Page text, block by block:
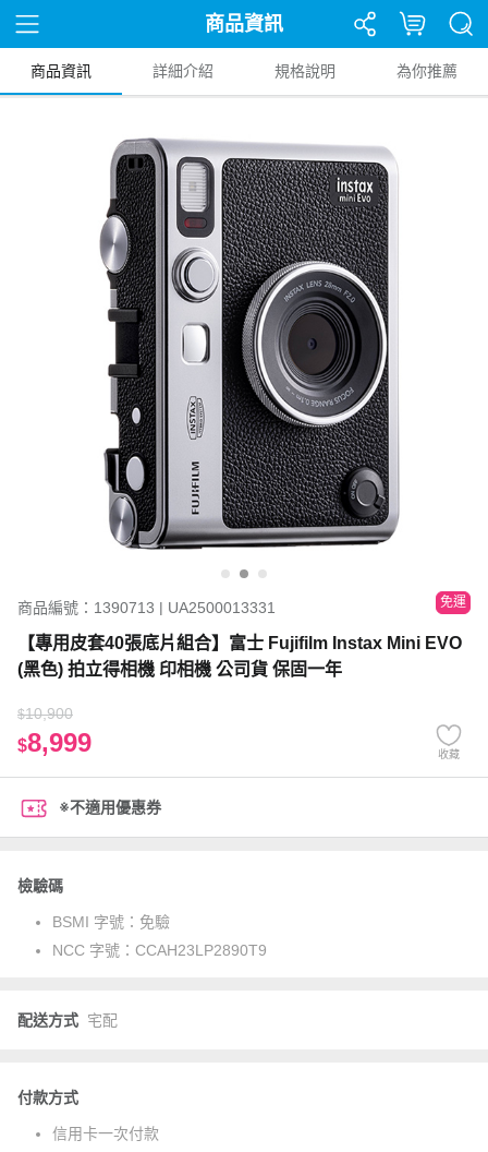
商品資訊
商品資訊 詳細介紹 規格說明 為你推薦
商品編號：1390713 | UA2500013331 免運
【專用皮套40張底片組合】富士 Fujifilm Instax Mini EVO
(黑色) 拍立得相機 印相機 公司貨 保固一年
$10,900
$8,999 收藏
※不適用優惠券
檢驗碼
BSMI 字號： 免驗
NCC 字號： CCAH23LP2890T9
配送方式 宅配
付款方式
信用卡一次付款